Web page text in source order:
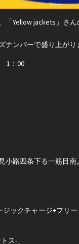
「Yellow jackets」さ
ナンバーで盛り上がり
1：00
小路四条下る一筋目南
ックチャージ+フリー
ス-」